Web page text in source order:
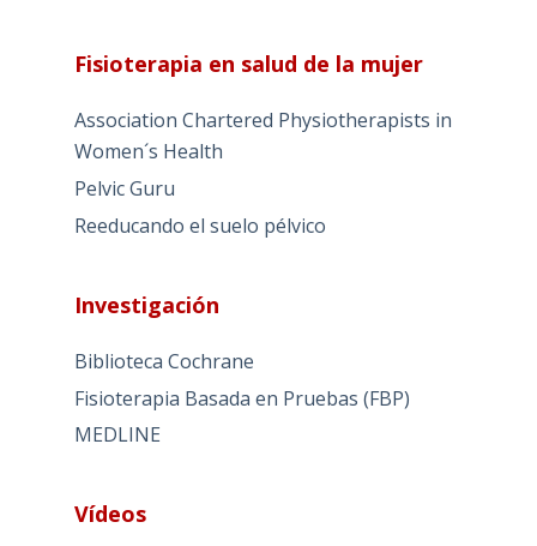
Fisioterapia en salud de la mujer
Association Chartered Physiotherapists in
Women´s Health
Pelvic Guru
Reeducando el suelo pélvico
Investigación
Biblioteca Cochrane
Fisioterapia Basada en Pruebas (FBP)
MEDLINE
Vídeos